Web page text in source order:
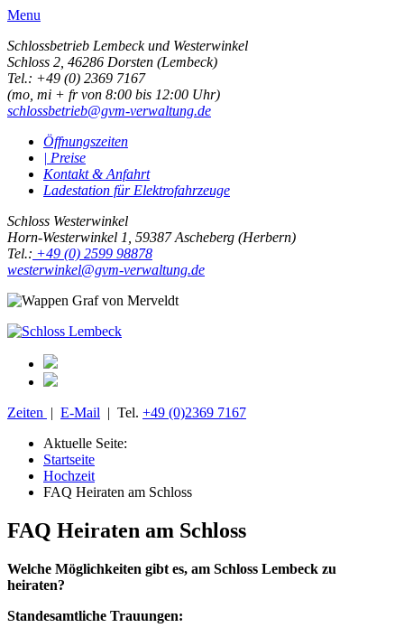
Menu
Schlossbetrieb Lembeck und Westerwinkel
Schloss 2, 46286 Dorsten (Lembeck)
Tel.: +49 (0) 2369 7167
(mo, mi + fr von 8:00 bis 12:00 Uhr)
schlossbetrieb@gvm-verwaltung.de
Öffnungszeiten
| Preise
Kontakt & Anfahrt
Ladestation für Elektrofahrzeuge
Schloss Westerwinkel
Horn-Westerwinkel 1, 59387 Ascheberg (Herbern)
Tel.: +49 (0) 2599 98878
westerwinkel@gvm-verwaltung.de
Zeiten | E-Mail | Tel. +49 (0)2369 7167
Aktuelle Seite:
Startseite
Hochzeit
FAQ Heiraten am Schloss
FAQ Heiraten am Schloss
Welche Möglichkeiten gibt es, am Schloss Lembeck zu
heiraten?
Standesamtliche Trauungen: